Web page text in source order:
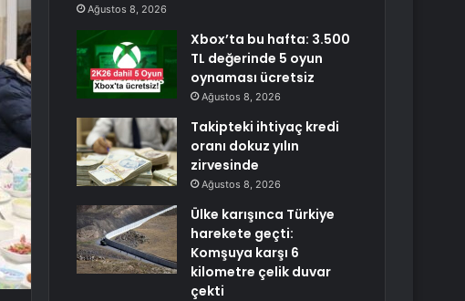
Ağustos 8, 2026
Xbox’ta bu hafta: 3.500
TL değerinde 5 oyun
oynaması ücretsiz
Ağustos 8, 2026
Takipteki ihtiyaç kredi
oranı dokuz yılın
zirvesinde
Ağustos 8, 2026
Ülke karışınca Türkiye
harekete geçti:
Komşuya karşı 6
kilometre çelik duvar
çekti